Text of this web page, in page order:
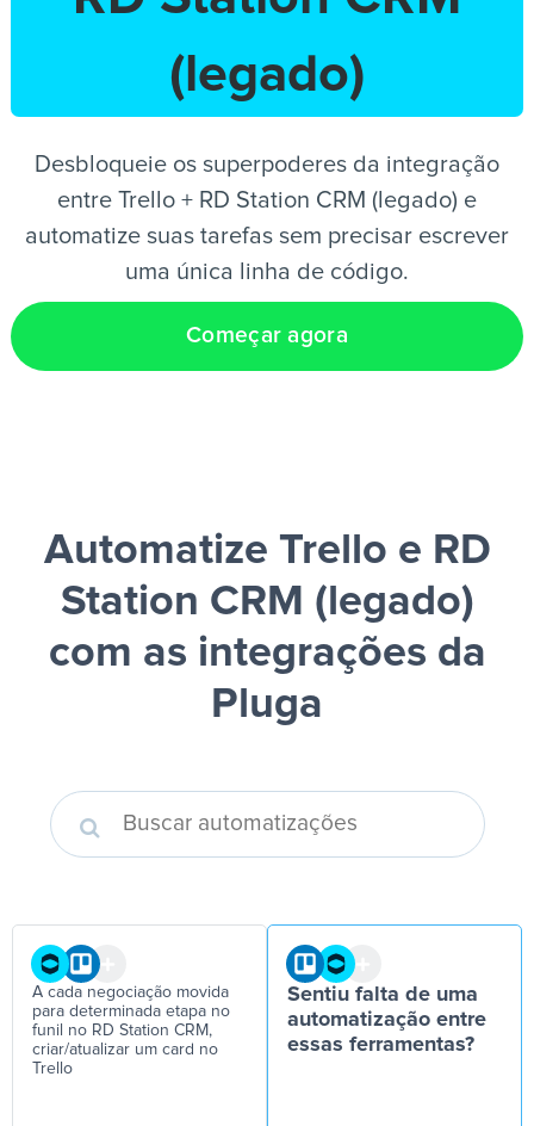
PT
(legado)
Desbloqueie os superpoderes da integração
entre Trello + RD Station CRM (legado) e
automatize suas tarefas sem precisar escrever
uma única linha de código.
Começar agora
Automatize Trello e RD
Station CRM (legado)
com as integrações da
Pluga
A cada negociação movida
para determinada etapa no
funil no RD Station CRM,
criar/atualizar um card no
Trello
Sentiu falta de uma
automatização entre
essas ferramentas?